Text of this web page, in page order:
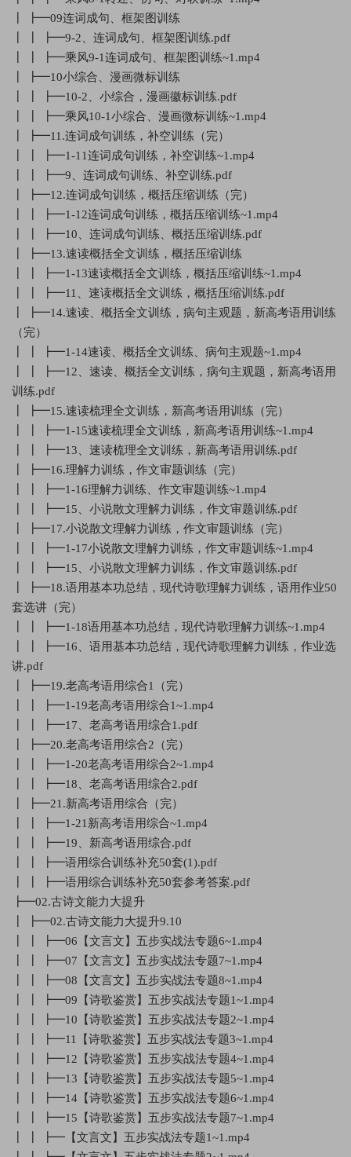
┃ ┣━09连词成句、框架图训练
┃ ┃ ┣━9-2、连词成句、框架图训练.pdf
┃ ┃ ┣━乘风9-1连词成句、框架图训练~1.mp4
┃ ┣━10小综合、漫画微标训练
┃ ┃ ┣━10-2、小综合，漫画徽标训练.pdf
┃ ┃ ┣━乘风10-1小综合、漫画微标训练~1.mp4
┃ ┣━11.连词成句训练，补空训练（完）
┃ ┃ ┣━1-11连词成句训练，补空训练~1.mp4
┃ ┃ ┣━9、连词成句训练、补空训练.pdf
┃ ┣━12.连词成句训练，概括压缩训练（完）
┃ ┃ ┣━1-12连词成句训练，概括压缩训练~1.mp4
┃ ┃ ┣━10、连词成句训练、概括压缩训练.pdf
┃ ┣━13.速读概括全文训练，概括压缩训练
┃ ┃ ┣━1-13速读概括全文训练，概括压缩训练~1.mp4
┃ ┃ ┣━11、速读概括全文训练，概括压缩训练.pdf
┃ ┣━14.速读、概括全文训练，病句主观题，新高考语用训练
（完）
┃ ┃ ┣━1-14速读、概括全文训练、病句主观题~1.mp4
┃ ┃ ┣━12、速读、概括全文训练，病句主观题，新高考语用
训练.pdf
┃ ┣━15.速读梳理全文训练，新高考语用训练（完）
┃ ┃ ┣━1-15速读梳理全文训练，新高考语用训练~1.mp4
┃ ┃ ┣━13、速读梳理全文训练，新高考语用训练.pdf
┃ ┣━16.理解力训练，作文审题训练（完）
┃ ┃ ┣━1-16理解力训练、作文审题训练~1.mp4
┃ ┃ ┣━15、小说散文理解力训练，作文审题训练.pdf
┃ ┣━17.小说散文理解力训练，作文审题训练（完）
┃ ┃ ┣━1-17小说散文理解力训练，作文审题训练~1.mp4
┃ ┃ ┣━15、小说散文理解力训练，作文审题训练.pdf
┃ ┣━18.语用基本功总结，现代诗歌理解力训练，语用作业50
套选讲（完）
┃ ┃ ┣━1-18语用基本功总结，现代诗歌理解力训练~1.mp4
┃ ┃ ┣━16、语用基本功总结，现代诗歌理解力训练，作业选
讲.pdf
┃ ┣━19.老高考语用综合1（完）
┃ ┃ ┣━1-19老高考语用综合1~1.mp4
┃ ┃ ┣━17、老高考语用综合1.pdf
┃ ┣━20.老高考语用综合2（完）
┃ ┃ ┣━1-20老高考语用综合2~1.mp4
┃ ┃ ┣━18、老高考语用综合2.pdf
┃ ┣━21.新高考语用综合（完）
┃ ┃ ┣━1-21新高考语用综合~1.mp4
┃ ┃ ┣━19、新高考语用综合.pdf
┃ ┃ ┣━语用综合训练补充50套(1).pdf
┃ ┃ ┣━语用综合训练补充50套参考答案.pdf
┣━02.古诗文能力大提升
┃ ┣━02.古诗文能力大提升9.10
┃ ┃ ┣━06【文言文】五步实战法专题6~1.mp4
┃ ┃ ┣━07【文言文】五步实战法专题7~1.mp4
┃ ┃ ┣━08【文言文】五步实战法专题8~1.mp4
┃ ┃ ┣━09【诗歌鉴赏】五步实战法专题1~1.mp4
┃ ┃ ┣━10【诗歌鉴赏】五步实战法专题2~1.mp4
┃ ┃ ┣━11【诗歌鉴赏】五步实战法专题3~1.mp4
┃ ┃ ┣━12【诗歌鉴赏】五步实战法专题4~1.mp4
┃ ┃ ┣━13【诗歌鉴赏】五步实战法专题5~1.mp4
┃ ┃ ┣━14【诗歌鉴赏】五步实战法专题6~1.mp4
┃ ┃ ┣━15【诗歌鉴赏】五步实战法专题7~1.mp4
┃ ┃ ┣━【文言文】五步实战法专题1~1.mp4